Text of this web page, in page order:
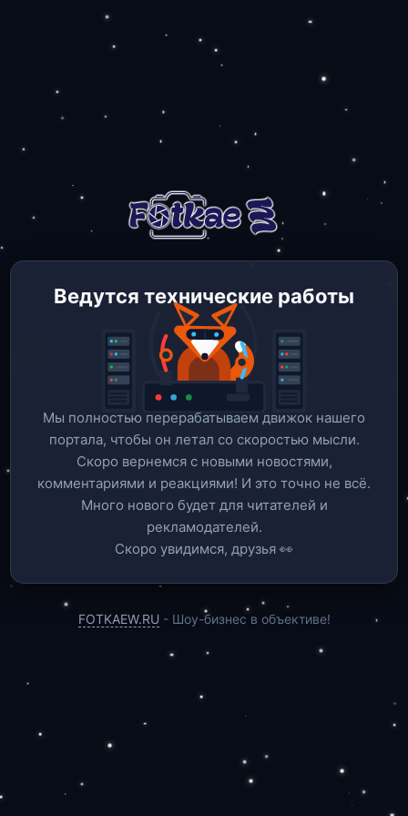
Ведутся технические работы
Мы полностью перерабатываем движок нашего
портала, чтобы он летал со скоростью мысли.
Скоро вернемся c новыми новостями,
комментариями и реакциями! И это точно не всё.
Много нового будет для читателей и
рекламодателей.
Скоро увидимся, друзья 👀
FOTKAEW.RU - Шоу-бизнес в объективе!